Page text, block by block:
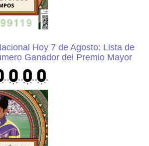
Hoy 7 de Agosto: Lista de
Ganador del Premio Mayor